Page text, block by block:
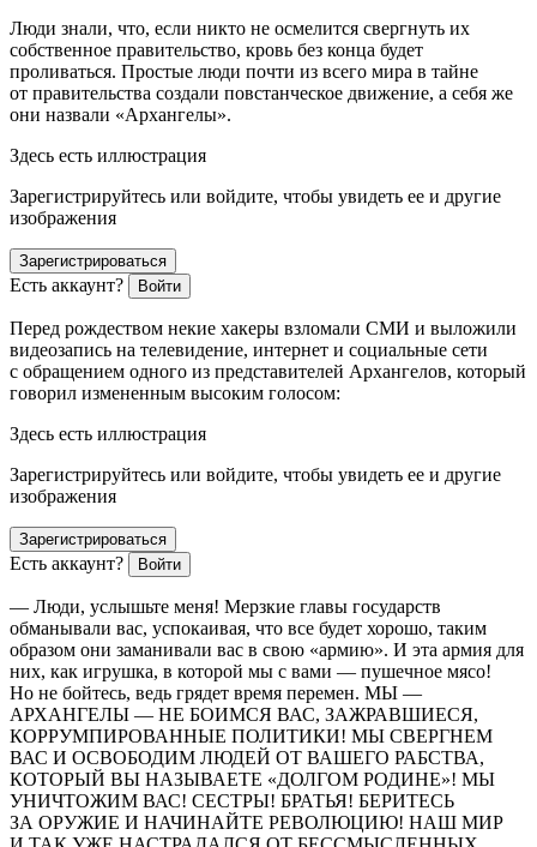
Люди знали, что, если никто не осмелится свергнуть их
собственное правительство, кровь без конца будет
проливаться. Простые люди почти из всего мира в тайне
от правительства создали повстанческое движение, а себя же
они назвали «Архангелы».
Здесь есть иллюстрация
Зарегистрируйтесь или войдите, чтобы увидеть ее и другие
изображения
Зарегистрироваться
Есть аккаунт? Войти
Перед рождеством некие хакеры взломали СМИ и выложили
видеозапись на телевидение, интернет и социальные сети
с обращением одного из представителей Архангелов, который
говорил измененным высоким голосом:
Здесь есть иллюстрация
Зарегистрируйтесь или войдите, чтобы увидеть ее и другие
изображения
Зарегистрироваться
Есть аккаунт? Войти
— Люди, услышьте меня! Мерзкие главы государств
обманывали вас, успокаивая, что все будет хорошо, таким
образом они заманивали вас в свою «армию». И эта армия для
них, как игрушка, в которой мы с вами — пушечное мясо!
Но не бойтесь, ведь грядет время перемен. МЫ —
АРХАНГЕЛЫ — НЕ БОИМСЯ ВАС, ЗАЖРАВШИЕСЯ,
КОРРУМПИРОВАННЫЕ ПОЛИТИКИ! МЫ СВЕРГНЕМ
ВАС И ОСВОБОДИМ ЛЮДЕЙ ОТ ВАШЕГО РАБСТВА,
КОТОРЫЙ ВЫ НАЗЫВАЕТЕ «ДОЛГОМ РОДИНЕ»! МЫ
УНИЧТОЖИМ ВАС! СЕСТРЫ! БРАТЬЯ! БЕРИТЕСЬ
ЗА ОРУЖИЕ И НАЧИНАЙТЕ РЕВОЛЮЦИЮ! НАШ МИР